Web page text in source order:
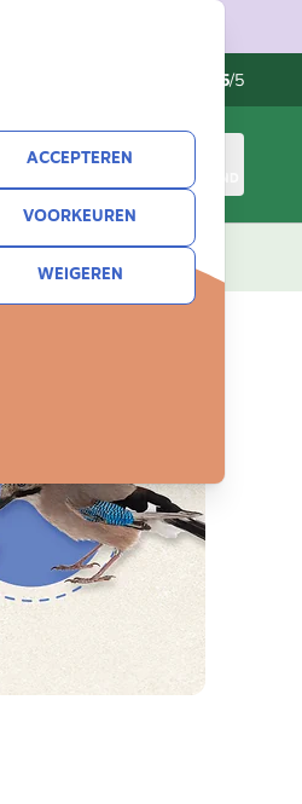
ACCEPTEREN
VOORKEUREN
WEIGEREN
4.5/5
WINKELMAND
NIEUW SALE